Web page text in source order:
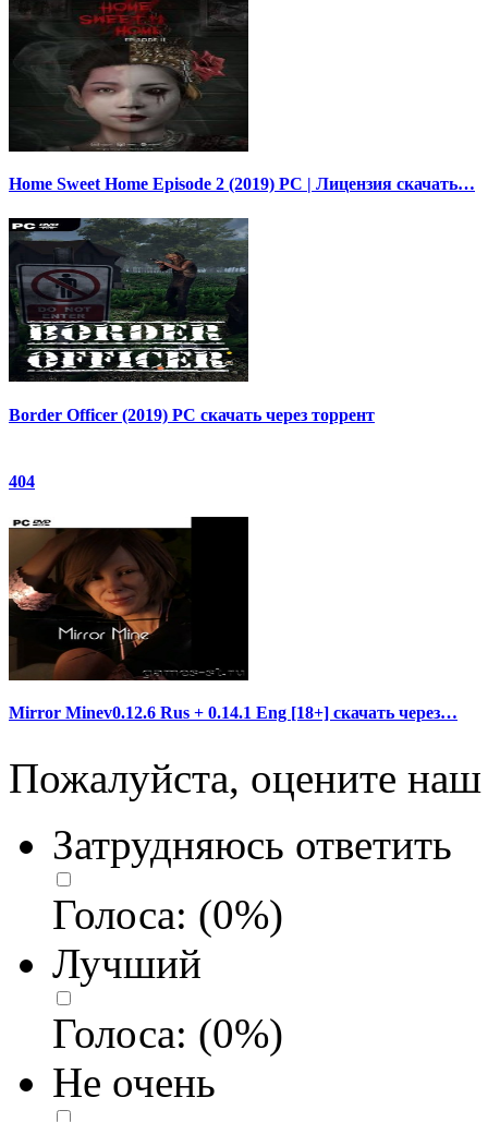
Home Sweet Home Episode 2 (2019) PC | Лицензия скачать…
Border Officer (2019) PC скачать через торрент
404
Mirror Minev0.12.6 Rus + 0.14.1 Eng [18+] скачать через…
Пожалуйста, оцените наш
Затрудняюсь ответить
Голоса: (0%)
Лучший
Голоса: (0%)
Не очень